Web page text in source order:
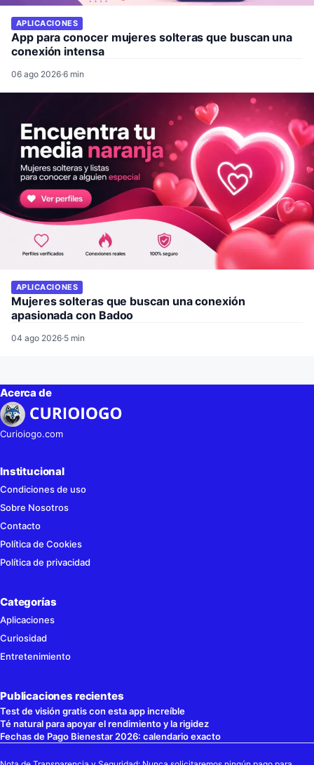
APLICACIONES
App para conocer mujeres solteras que buscan una
conexión intensa
06 ago 2026·6 min
APLICACIONES
Mujeres solteras que buscan una conexión
apasionada con Badoo
04 ago 2026·5 min
Acerca de
Curioiogo.com
Institucional
Condiciones de uso
Sobre Nosotros
Contacto
Política de Cookies
Política de privacidad
Categorías
Aplicaciones
Curiosidad
Entretenimiento
Publicaciones recientes
Test de visión gratis con esta app increíble
Té natural para apoyar el rendimiento y la rigidez
Fechas de Pago Bienestar 2026: calendario exacto